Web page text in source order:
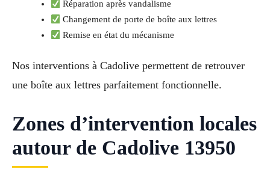
Réparation après vandalisme
Changement de porte de boîte aux lettres
Remise en état du mécanisme
Nos interventions à Cadolive permettent de retrouver
une boîte aux lettres parfaitement fonctionnelle.
Zones d’intervention locales
autour de Cadolive 13950